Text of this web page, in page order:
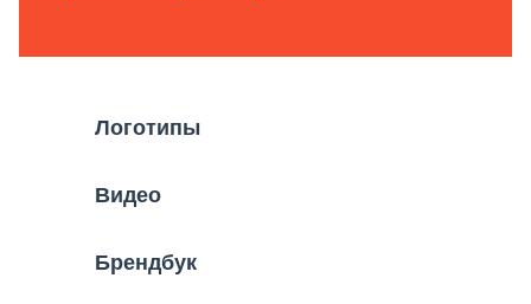
Логотипы
Видео
Брендбук